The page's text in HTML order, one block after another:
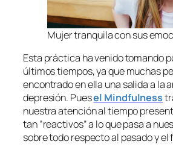
Mujer tranquila con sus
Esta práctica ha venido tomando
últimos tiempos, ya que muchas
encontrado en ella una salida a la
depresión. Puesel Mindfulness
nuestra atención al tiempo
tan “reactivos” a lo que pasa a
sobre todo respecto al pasado y el